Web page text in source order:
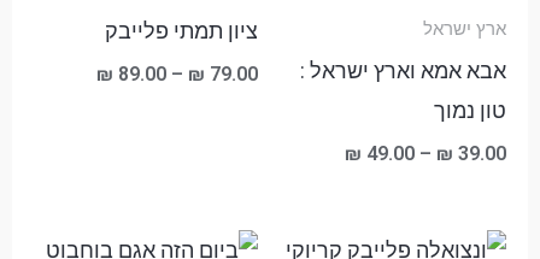
ארץ ישראל
אבא אמא וארץ ישראל :
טון נמוך
₪ 39.00
–
₪ 49.00
ציון תמתי פלייבק
₪ 79.00
–
₪ 89.00